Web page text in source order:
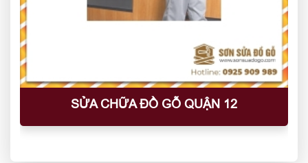
SỬA CHỮA ĐỒ GỖ QUẬN 12